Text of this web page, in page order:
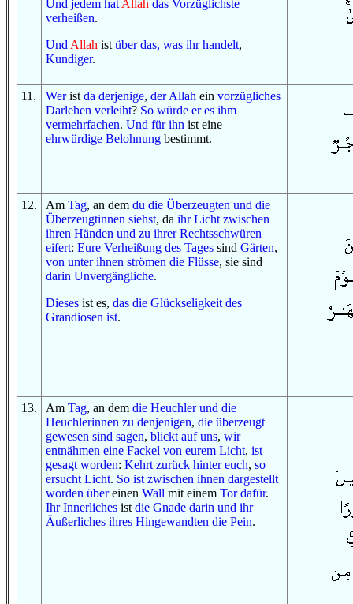
Und jedem hat Allah das Vorzüglichste
verheißen.
Und Allah ist über das, was ihr handelt,
Kundiger.
11 . Werist da derjenige, der Allah ein vorzügliches
Darlehen verleiht? So würde er es ihm
vermehrfachen. Und für ihn ist eine
ehrwürdige Belohnung bestimmt.
12. Am Tag, an dem du die Überzeugten und die
Überzeugtinnen siehst, da ihr Licht zwischen
ihren Händen und zu ihrer Rechtsschwüren
eifert: Eure Verheißung des Tages sind Gärten,
von unter ihnen strömen die Flüsse, sie sind
darin Unvergängliche.
Dieses ist es, das die Glückseligkeit des
Grandiosen ist.
13. Am Tag, an dem die Heuchler und die
Heuchlerinnen zu denjenigen, die überzeugt
gewesen sind sagen, blickt auf uns, wir
entnähmen eine Fackel von eurem Licht, ist
gesagt worden: Kehrt zurück hinter euch, so
ersucht Licht. So ist zwischen ihnen dargestellt
worden übereinen Wall mit einem Tor dafür.
Ihr Innerliches ist die Gnade darin und ihr
Äußerliches ihres Hingewandten die Pein.